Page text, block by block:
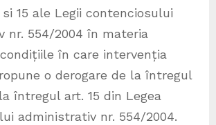
15 ale Legii contenciosului
nr. 554/2004 în materia
în care intervenția
o derogare de la întregul
întregul art. 15 din Legea
administrativ nr. 554/2004.